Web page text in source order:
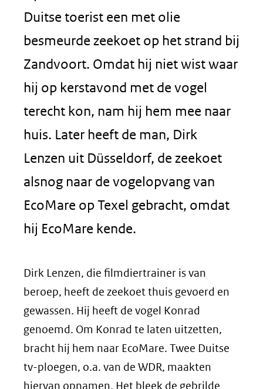
Duitse toerist een met olie
besmeurde zeekoet op het strand bij
Zandvoort. Omdat hij niet wist waar
hij op kerstavond met de vogel
terecht kon, nam hij hem mee naar
huis. Later heeft de man, Dirk
Lenzen uit Düsseldorf, de zeekoet
alsnog naar de vogelopvang van
EcoMare op Texel gebracht, omdat
hij EcoMare kende.
Dirk Lenzen, die filmdiertrainer is van
beroep, heeft de zeekoet thuis gevoerd en
gewassen. Hij heeft de vogel Konrad
genoemd. Om Konrad te laten uitzetten,
bracht hij hem naar EcoMare. Twee Duitse
tv-ploegen, o.a. van de WDR, maakten
hiervan opnamen. Het bleek de gebrilde